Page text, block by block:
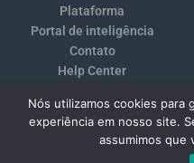
Plataforma
Portal de inteligência
Contato
Help Center
Termos de Uso e Privacidade
Benchmarking 1:1
Nós utilizamos cookies para
experiência em nosso site.
assumimos que